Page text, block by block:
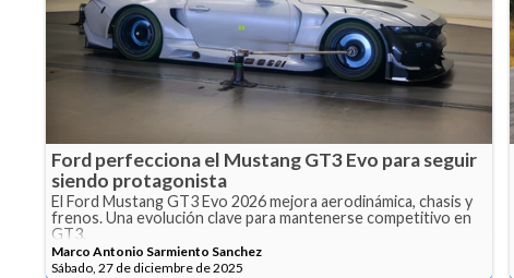
Ford perfecciona el Mustang GT3 Evo para seguir
siendo protagonista
El Ford Mustang GT3 Evo 2026 mejora aerodinámica, chasis y
frenos. Una evolución clave para mantenerse competitivo en
GT3.
Marco Antonio Sarmiento Sanchez
Sábado, 27 de diciembre de 2025